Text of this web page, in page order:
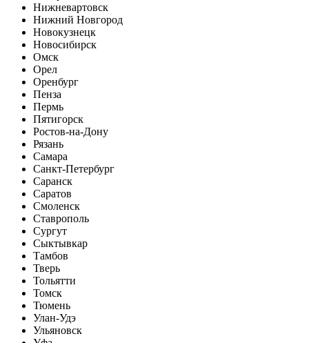
Нижневартовск
Нижний Новгород
Новокузнецк
Новосибирск
Омск
Орел
Оренбург
Пенза
Пермь
Пятигорск
Ростов-на-Дону
Рязань
Самара
Санкт-Петербург
Саранск
Саратов
Смоленск
Ставрополь
Сургут
Сыктывкар
Тамбов
Тверь
Тольятти
Томск
Тюмень
Улан-Удэ
Ульяновск